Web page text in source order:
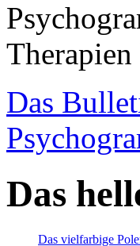
Therapien
Das
Das
Das vielfarbige